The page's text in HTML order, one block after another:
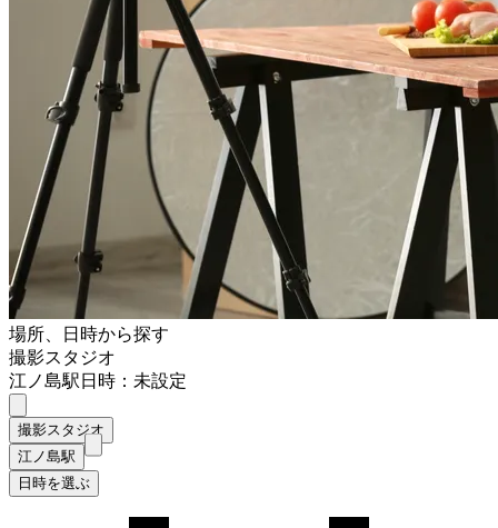
場所、日時から探す
撮影スタジオ
江ノ島駅日時：未設定
撮影スタジオ
江ノ島駅
日時を選ぶ